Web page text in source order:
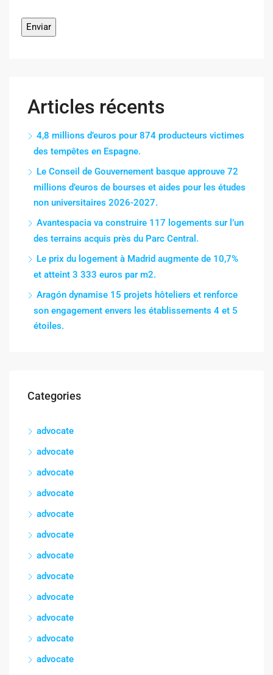
Articles récents
4,8 millions d’euros pour 874 producteurs victimes
des tempêtes en Espagne.
Le Conseil de Gouvernement basque approuve 72
millions d’euros de bourses et aides pour les études
non universitaires 2026-2027.
Avantespacia va construire 117 logements sur l’un
des terrains acquis près du Parc Central.
Le prix du logement à Madrid augmente de 10,7%
et atteint 3 333 euros par m2.
Aragón dynamise 15 projets hôteliers et renforce
son engagement envers les établissements 4 et 5
étoiles.
Categories
advocate
advocate
advocate
advocate
advocate
advocate
advocate
advocate
advocate
advocate
advocate
advocate